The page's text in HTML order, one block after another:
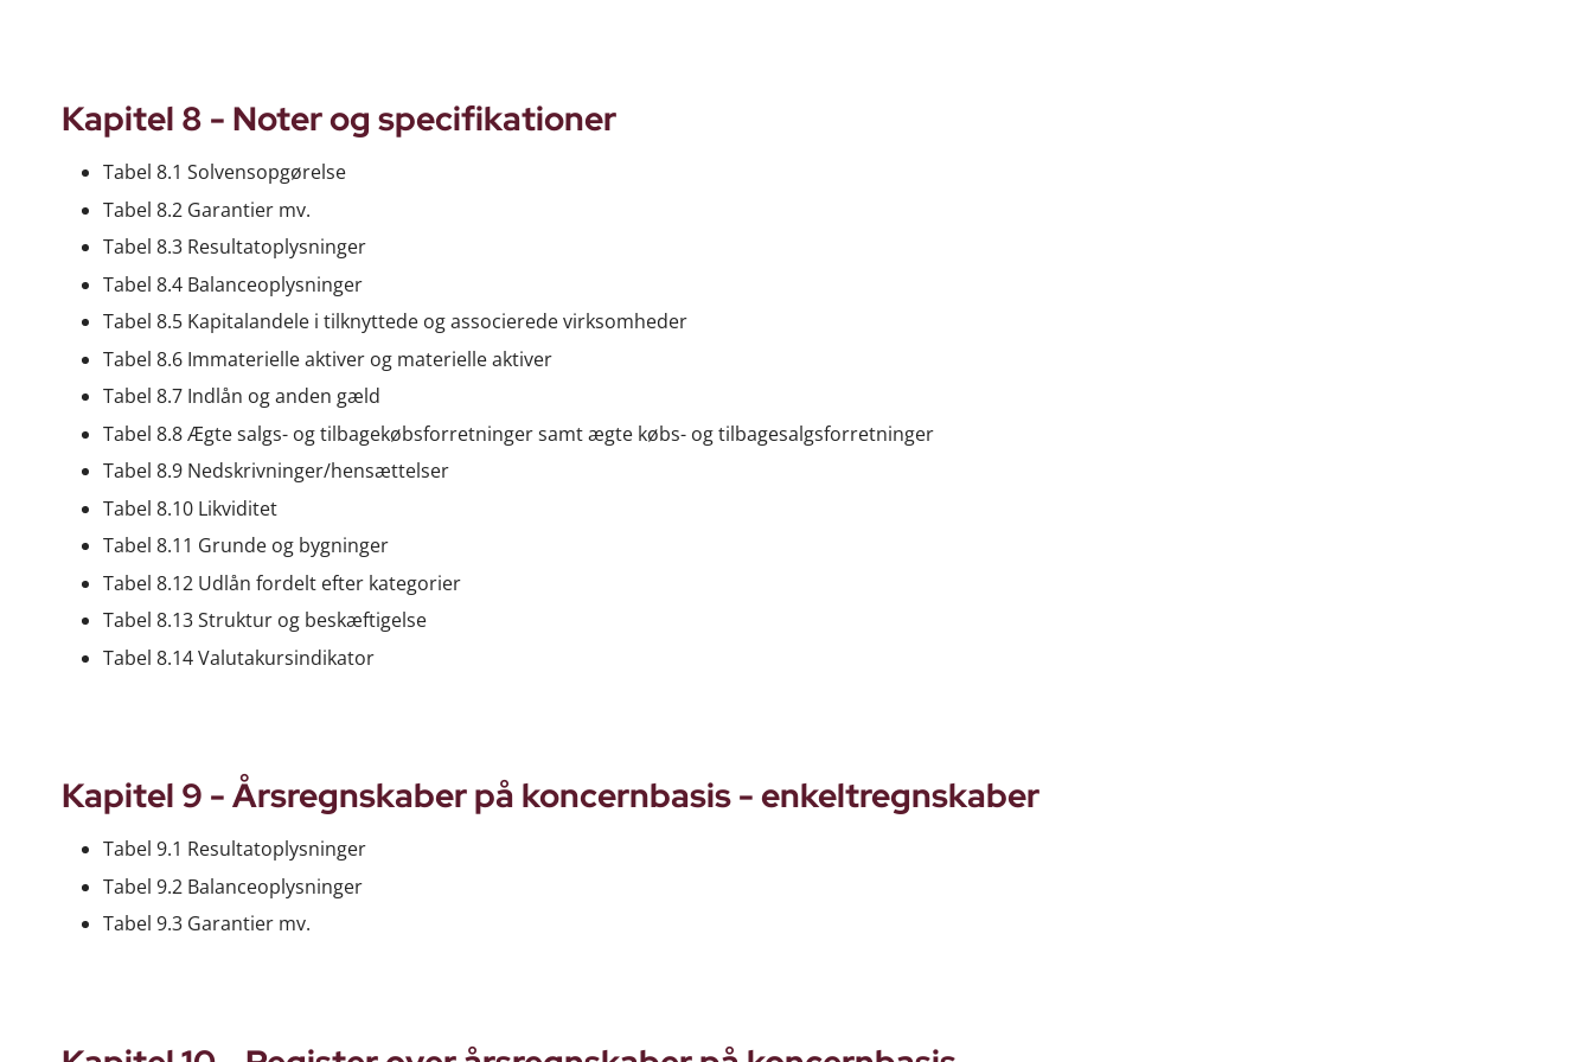
Kapitel 8 - Noter og specifikationer
Tabel 8.1 Solvensopgørelse
Tabel 8.2 Garantier mv.
Tabel 8.3 Resultatoplysninger
Tabel 8.4 Balanceoplysninger
Tabel 8.5 Kapitalandele i tilknyttede og associerede virksomheder
Tabel 8.6 Immaterielle aktiver og materielle aktiver
Tabel 8.7 Indlån og anden gæld
Tabel 8.8 Ægte salgs- og tilbagekøbsforretninger samt ægte købs- og tilbagesalgsforretninger
Tabel 8.9 Nedskrivninger/hensættelser
Tabel 8.10 Likviditet
Tabel 8.11 Grunde og bygninger
Tabel 8.12 Udlån fordelt efter kategorier
Tabel 8.13 Struktur og beskæftigelse
Tabel 8.14 Valutakursindikator
Kapitel 9 - Årsregnskaber på koncernbasis - enkeltregnskaber
Tabel 9.1 Resultatoplysninger
Tabel 9.2 Balanceoplysninger
Tabel 9.3 Garantier mv.